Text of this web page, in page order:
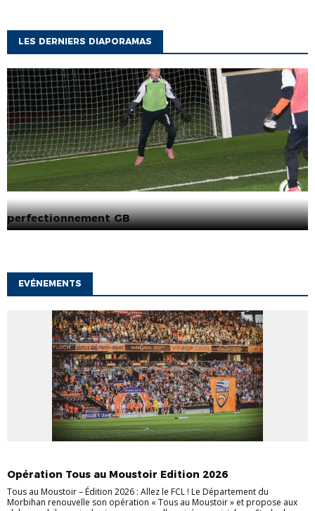
LES DERNIERS DIAPORAMAS
perfectionnement GB
EVÉNEMENTS
Opération Tous au Moustoir Edition 2026
Tous au Moustoir – Édition 2026 : Allez le FCL ! Le Département du
Morbihan renouvelle son opération « Tous au Moustoir » et propose aux